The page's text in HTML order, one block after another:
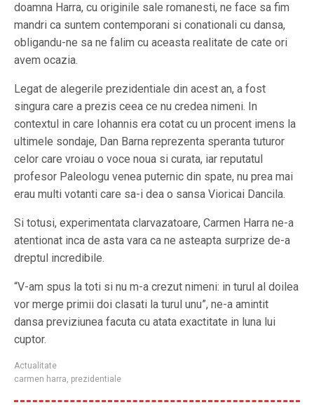
doamna Harra, cu originile sale romanesti, ne face sa fim
mandri ca suntem contemporani si conationali cu dansa,
obligandu-ne sa ne falim cu aceasta realitate de cate ori
avem ocazia.
Legat de alegerile prezidentiale din acest an, a fost
singura care a prezis ceea ce nu credea nimeni. In
contextul in care Iohannis era cotat cu un procent imens la
ultimele sondaje, Dan Barna reprezenta speranta tuturor
celor care vroiau o voce noua si curata, iar reputatul
profesor Paleologu venea puternic din spate, nu prea mai
erau multi votanti care sa-i dea o sansa Vioricai Dancila.
Si totusi, experimentata clarvazatoare, Carmen Harra ne-a
atentionat inca de asta vara ca ne asteapta surprize de-a
dreptul incredibile.
“V-am spus la toti si nu m-a crezut nimeni: in turul al doilea
vor merge primii doi clasati la turul unu”, ne-a amintit
dansa previziunea facuta cu atata exactitate in luna lui
cuptor.
Actualitate
carmen harra, prezidentiale